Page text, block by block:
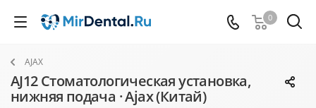
0
AJAX
AJ12 Стоматологическая установка,
нижняя подача · Ajax (Китай)